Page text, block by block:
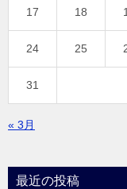
17 18
24 25
31
« 3月
最近の投稿